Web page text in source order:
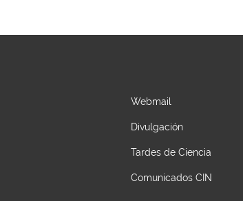
Webmail
Divulgación
Tardes de Ciencia
Comunicados CIN